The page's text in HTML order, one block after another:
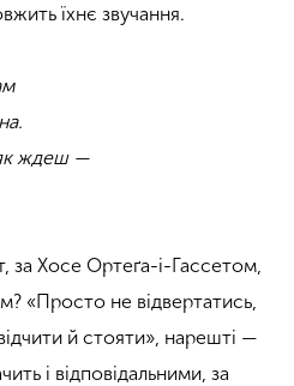
їхнє звучання.
як ждеш —
за Хосе Ортеґа-і-Гассетом,
«Просто не відвертатись,
й стояти», нарешті —
і відповідальними, за